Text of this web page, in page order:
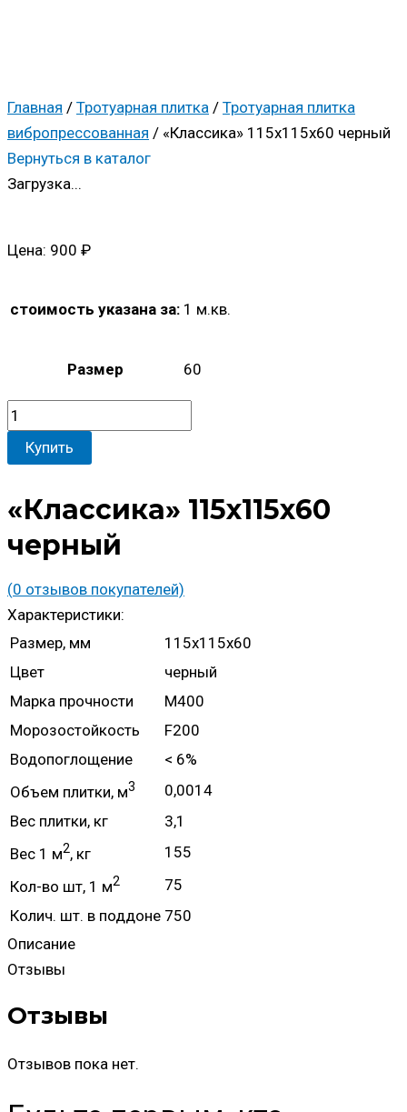
Главная / Тротуарная плитка / Тротуарная плитка
вибропрессованная / «Классика» 115x115x60 черный
Вернуться в каталог
Загрузка...
Цена: 900 ₽
стоимость указана за: 1 м.кв.
Размер 60
Количество
товара
"Классика"
черный
Купить
«Классика» 115x115x60
черный
(0 отзывов покупателей)
Характеристики:
Размер, мм
115x115x60
Цвет
черный
Марка прочности
М400
Морозостойкость
F200
Водопоглощение
< 6%
Объем плитки, м3
0,0014
Вес плитки, кг
3,1
Вес 1 м2, кг
155
Кол-во шт, 1 м2
75
Колич. шт. в поддоне 750
Описание
Отзывы
Отзывы
Отзывов пока нет.